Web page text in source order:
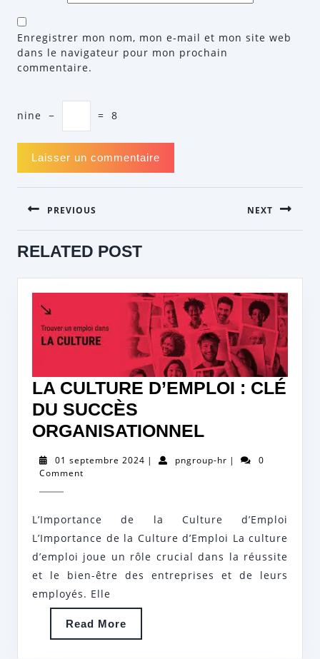
Enregistrer mon nom, mon e-mail et mon site web
dans le navigateur pour mon prochain
commentaire.
nine − = 8
NAVIGATION
DE
L’ARTICLE
PREVIOUS
post:
NEXT
RELATED POST
LA CULTURE D’EMPLOI : CLÉ
DU SUCCÈS
ORGANISATIONNELLA
CULTURE
CLÉ
DU
SUCCÈS
01 septembre 2024 01| pngroup-hrpngroup-
|
0
Comment
L’Importance de la Culture d’Emploi
L’Importance de la Culture d’Emploi La culture
d’emploi joue un rôle crucial dans la réussite
et le bien-être des entreprises et de leurs
employés. Elle
Read More
More